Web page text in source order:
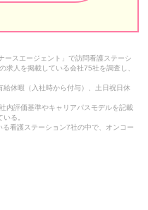
スエージェント」で訪問看護ステーシ
求人を掲載している会社75社を調査し、
休暇（入社時から付与）、土日祝日休
内評価基準やキャリアパスモデルを記載
る。
看護ステーション7社の中で、オンコー